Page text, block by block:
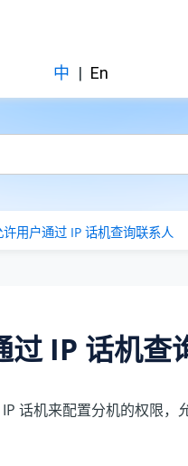
中 | En
许用户通过 IP 话机查询联系人
过 IP 话机查
话机来配置分机的权限，